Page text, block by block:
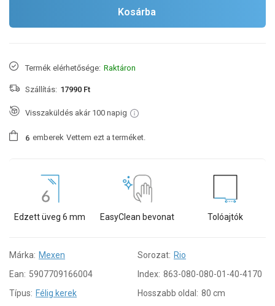
Kosárba
Termék elérhetősége: Raktáron
Szállítás: 17990 Ft
Visszaküldés akár 100 napig
6 emberek Vettem ezt a terméket.
Edzett üveg 6 mm EasyClean bevonat Tolóajtók
Márka: Mexen Sorozat: Rio
Ean: 5907709166004 Index: 863-080-080-01-40-4170
Típus: Félig kerek Hosszabb oldal: 80 cm